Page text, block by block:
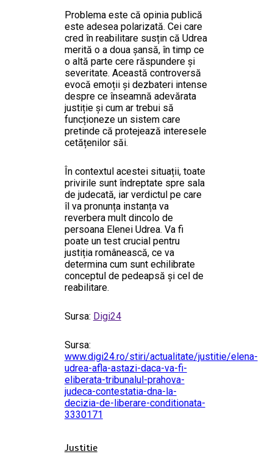
Problema este că opinia publică
este adesea polarizată. Cei care
cred în reabilitare susțin că Udrea
merită o a doua șansă, în timp ce
o altă parte cere răspundere și
severitate. Această controversă
evocă emoții și dezbateri intense
despre ce înseamnă adevărata
justiție și cum ar trebui să
funcționeze un sistem care
pretinde că protejează interesele
cetățenilor săi.
În contextul acestei situații, toate
privirile sunt îndreptate spre sala
de judecată, iar verdictul pe care
îl va pronunța instanța va
reverbera mult dincolo de
persoana Elenei Udrea. Va fi
poate un test crucial pentru
justiția românească, ce va
determina cum sunt echilibrate
conceptul de pedeapsă și cel de
reabilitare.
Sursa: Digi24
Sursa:
www.digi24.ro/stiri/actualitate/justitie/elena-
udrea-afla-astazi-daca-va-fi-
eliberata-tribunalul-prahova-
judeca-contestatia-dna-la-
decizia-de-liberare-conditionata-
3330171
Justitie